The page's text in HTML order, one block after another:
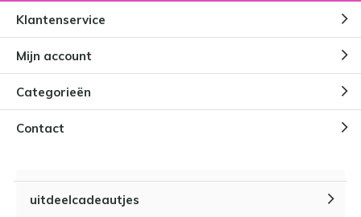
Klantenservice
Mijn account
Categorieën
Contact
uitdeelcadeautjes